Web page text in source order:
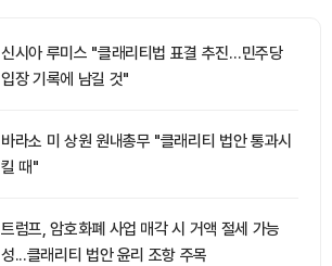
신시아 루미스 "클래리티법 표결 추진…민주당
입장 기록에 남길 것"
바라소 미 상원 원내총무 "클래리티 법안 통과시
킬 때"
트럼프, 암호화폐 사업 매각 시 거액 절세 가능
성...클래리티 법안 윤리 조항 주목